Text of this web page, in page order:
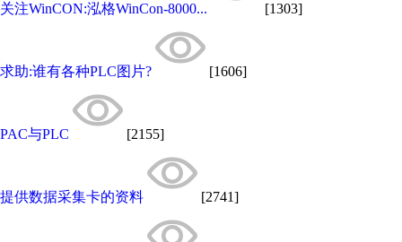
关注WinCON:泓格WinCon-8000... [1303]
求助:谁有各种PLC图片? [1606]
PAC与PLC [2155]
提供数据采集卡的资料 [2741]